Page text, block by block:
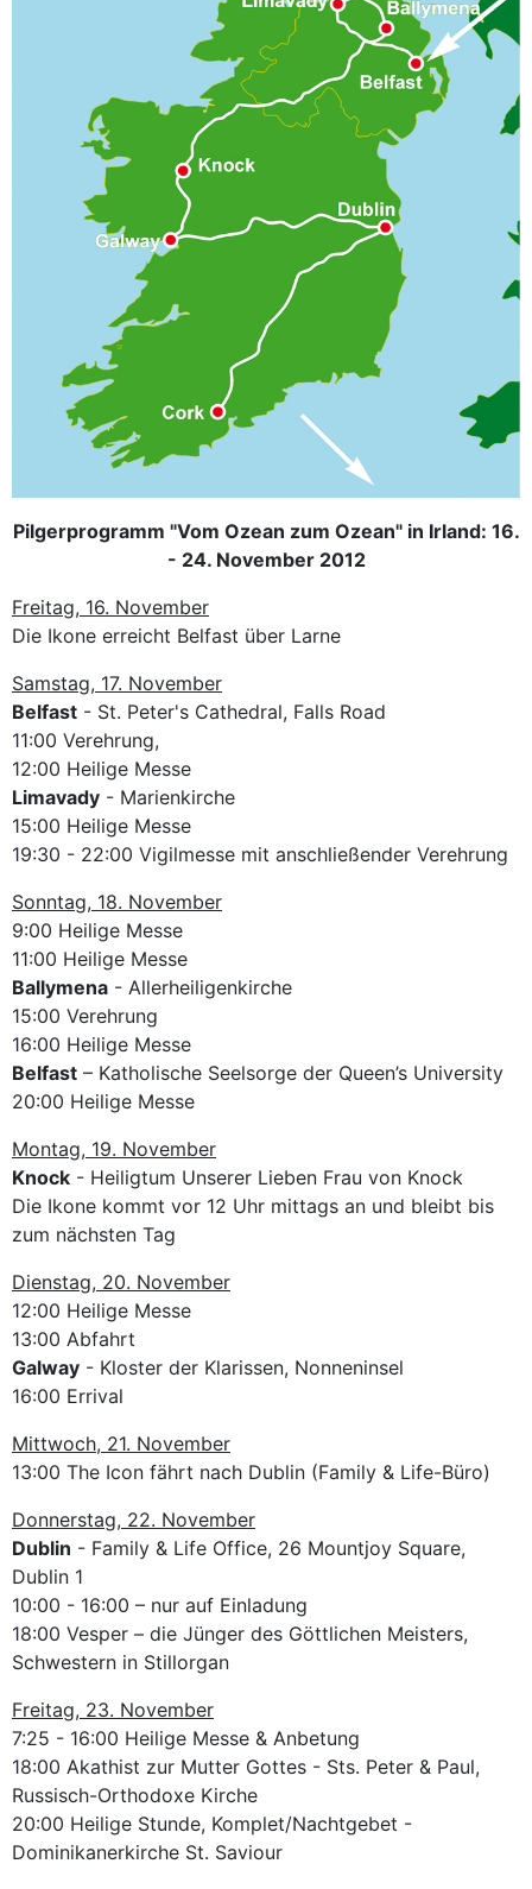
Pilgerprogramm "Vom Ozean zum Ozean" in Irland: 16.
- 24. November 2012
Freitag, 16. November
Die Ikone erreicht Belfast über Larne
Samstag, 17. November
Belfast - St. Peter's Cathedral, Falls Road
11:00 Verehrung,
12:00 Heilige Messe
Limavady - Marienkirche
15:00 Heilige Messe
19:30 - 22:00 Vigilmesse mit anschließender Verehrung
Sonntag, 18. November
9:00 Heilige Messe
11:00 Heilige Messe
Ballymena - Allerheiligenkirche
15:00 Verehrung
16:00 Heilige Messe
Belfast – Katholische Seelsorge der Queen’s University
20:00 Heilige Messe
Montag, 19. November
Knock - Heiligtum Unserer Lieben Frau von Knock
Die Ikone kommt vor 12 Uhr mittags an und bleibt bis
zum nächsten Tag
Dienstag, 20. November
12:00 Heilige Messe
13:00 Abfahrt
Galway - Kloster der Klarissen, Nonneninsel
16:00 Errival
Mittwoch, 21. November
13:00 The Icon fährt nach Dublin (Family & Life-Büro)
Donnerstag, 22. November
Dublin - Family & Life Office, 26 Mountjoy Square,
Dublin 1
10:00 - 16:00 – nur auf Einladung
18:00 Vesper – die Jünger des Göttlichen Meisters,
Schwestern in Stillorgan
Freitag, 23. November
7:25 - 16:00 Heilige Messe & Anbetung
18:00 Akathist zur Mutter Gottes - Sts. Peter & Paul,
Russisch-Orthodoxe Kirche
20:00 Heilige Stunde, Komplet/Nachtgebet -
Dominikanerkirche St. Saviour